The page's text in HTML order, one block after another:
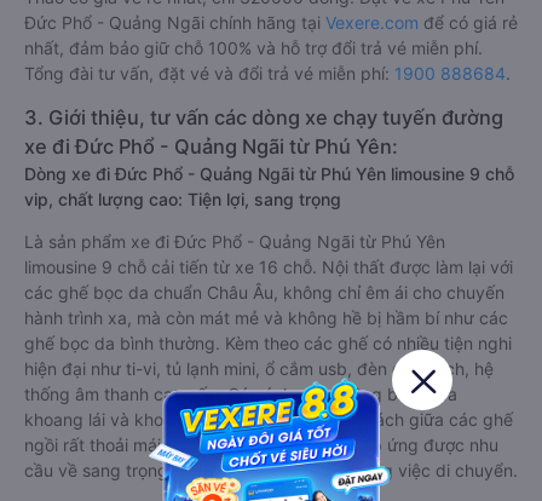
Đức Phổ - Quảng Ngãi chính hãng tại Vexere.com để có giá rẻ
nhất, đảm bảo giữ chỗ 100% và hỗ trợ đổi trả vé miễn phí.
Tổng đài tư vấn, đặt vé và đổi trả vé miễn phí: 1900 888684.
3. Giới thiệu, tư vấn các dòng xe chạy tuyến đường
xe đi Đức Phổ - Quảng Ngãi từ Phú Yên:
Dòng xe đi Đức Phổ - Quảng Ngãi từ Phú Yên limousine 9 chỗ
vip, chất lượng cao: Tiện lợi, sang trọng
Là sản phẩm xe đi Đức Phổ - Quảng Ngãi từ Phú Yên
limousine 9 chỗ cải tiến từ xe 16 chỗ. Nội thất được làm lại với
các ghế bọc da chuẩn Châu Âu, không chỉ êm ái cho chuyến
hành trình xa, mà còn mát mẻ và không hề bị hầm bí như các
ghế bọc da bình thường. Kèm theo các ghế có nhiều tiện nghi
hiện đại như ti-vi, tủ lạnh mini, ổ cắm usb, đèn đọc sách, hệ
thống âm thanh cao cấp. Có vách ngăn riêng biệt giữa
khoang lái và khoang hành khách. Khoảng cách giữa các ghế
ngồi rất thoải mái, không nhồi nhét. Luôn đáp ứng được nhu
cầu về sang trọng, thoải mái và tiện nghi trong việc di chuyển.